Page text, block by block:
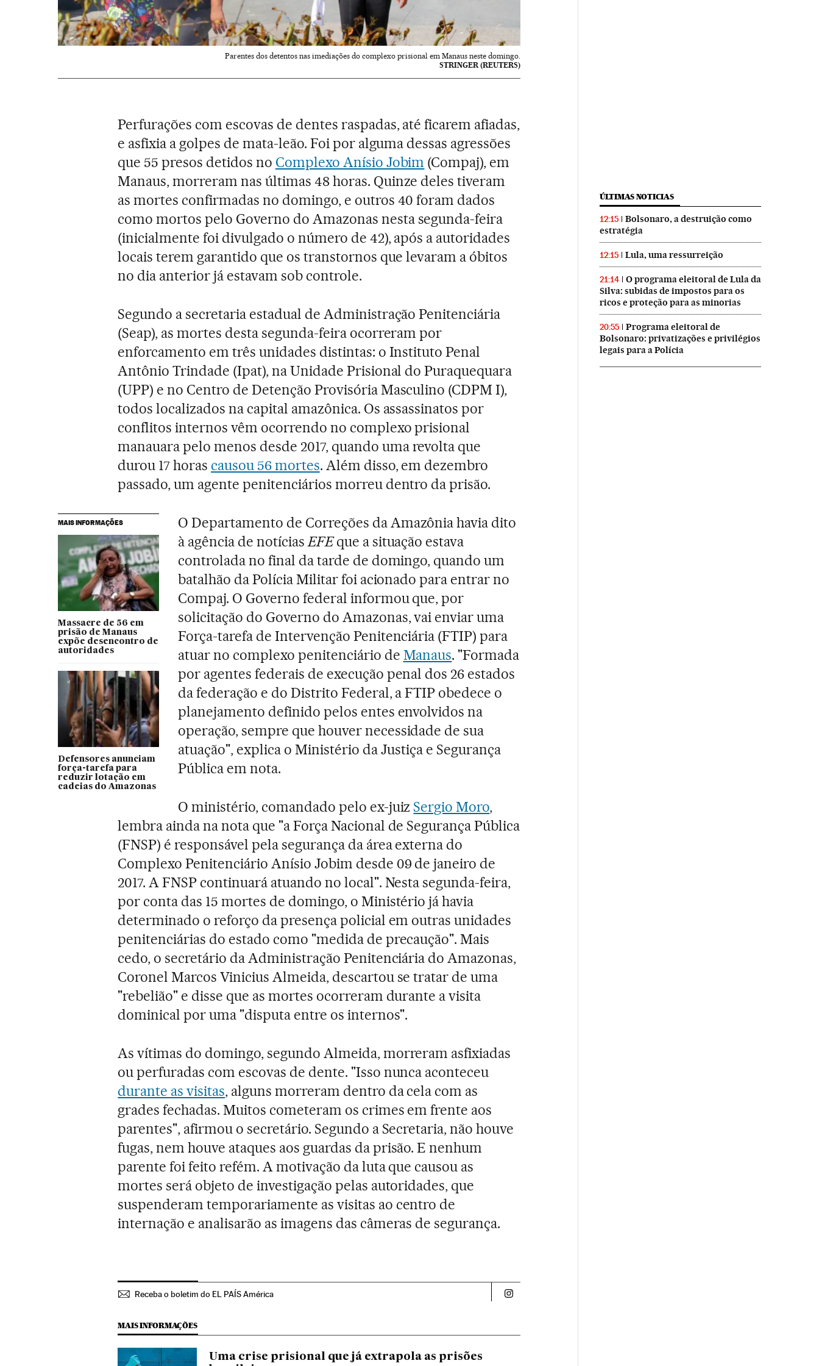
Parentes dos detentos nas imediações do complexo prisional em Manaus neste domingo.
STRINGER (REUTERS)
Perfurações com escovas de dentes raspadas, até ficarem afiadas,
e asfixia a golpes de mata-leão. Foi por alguma dessas agressões
que 55 presos detidos no Complexo Anísio Jobim (Compaj), em
Manaus, morreram nas últimas 48 horas. Quinze deles tiveram
as mortes confirmadas no domingo, e outros 40 foram dados
como mortos pelo Governo do Amazonas nesta segunda-feira
(inicialmente foi divulgado o número de 42), após a autoridades
locais terem garantido que os transtornos que levaram a óbitos
no dia anterior já estavam sob controle.
Segundo a secretaria estadual de Administração Penitenciária
(Seap), as mortes desta segunda-feira ocorreram por
enforcamento em três unidades distintas: o Instituto Penal
Antônio Trindade (Ipat), na Unidade Prisional do Puraquequara
(UPP) e no Centro de Detenção Provisória Masculino (CDPM I),
todos localizados na capital amazônica. Os assassinatos por
conflitos internos vêm ocorrendo no complexo prisional
manauara pelo menos desde 2017, quando uma revolta que
durou 17 horas causou 56 mortes. Além disso, em dezembro
passado, um agente penitenciários morreu dentro da prisão.
MAIS INFORMAÇÕES
Massacre de 56 em
prisão de Manaus
expõe desencontro de
autoridades
Defensores anunciam
força-tarefa para
reduzir lotação em
cadeias do Amazonas
O Departamento de Correções da Amazônia havia dito
à agência de notíciasEFEque a situação estava
controlada no final da tarde de domingo, quando um
batalhão da Polícia Militar foi acionado para entrar no
Compaj. O Governo federal informou que, por
solicitação do Governo do Amazonas, vai enviar uma
Força-tarefa de Intervenção Penitenciária (FTIP) para
atuar no complexo penitenciário de Manaus. "Formada
por agentes federais de execução penal dos 26 estados
da federação e do Distrito Federal, a FTIP obedece o
planejamento definido pelos entes envolvidos na
operação, sempre que houver necessidade de sua
atuação", explica o Ministério da Justiça e Segurança
Pública em nota.
O ministério, comandado pelo ex-juiz Sergio Moro,
lembra ainda na nota que "a Força Nacional de Segurança Pública
(FNSP) é responsável pela segurança da área externa do
Complexo Penitenciário Anísio Jobim desde 09 de janeiro de
2017. A FNSP continuará atuando no local". Nesta segunda-feira,
por conta das 15 mortes de domingo, o Ministério já havia
determinado o reforço da presença policial em outras unidades
penitenciárias do estado como "medida de precaução". Mais
cedo, o secretário da Administração Penitenciária do Amazonas,
Coronel Marcos Vinicius Almeida, descartou se tratar de uma
"rebelião" e disse que as mortes ocorreram durante a visita
dominical por uma "disputa entre os internos".
As vítimas do domingo, segundo Almeida, morreram asfixiadas
ou perfuradas com escovas de dente. "Isso nunca aconteceu
durante as visitas, alguns morreram dentro da cela com as
grades fechadas. Muitos cometeram os crimes em frente aos
parentes", afirmou o secretário. Segundo a Secretaria, não houve
fugas, nem houve ataques aos guardas da prisão. E nenhum
parente foi feito refém. A motivação da luta que causou as
mortes será objeto de investigação pelas autoridades, que
suspenderam temporariamente as visitas ao centro de
internação e analisarão as imagens das câmeras de segurança.
Receba o boletim do EL PAÍS América Politica El País Brasil en Instagram
MAIS INFORMAÇÕES
Uma crise prisional que já extrapola as prisões
ÚLTIMAS NOTICIAS
12:15
Bolsonaro, a destruição como
estratégia
12:15 Lula, uma ressurreição
21:14
O programa eleitoral de Lula da
Silva: subidas de impostos para os
ricos e proteção para as minorias
20:55
Programa eleitoral de
Bolsonaro: privatizações e privilégios
legais para a Polícia